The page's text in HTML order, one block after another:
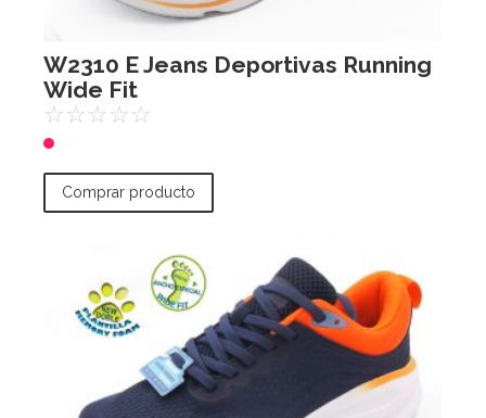
W2310 E Jeans Deportivas Running
Wide Fit
☆☆☆☆☆
Comprar producto